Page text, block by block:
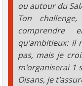
ou autour du
Ton
comprendre
qu'ambitieux: il
pas, mais je
m'organiserai 1
Oisans, je